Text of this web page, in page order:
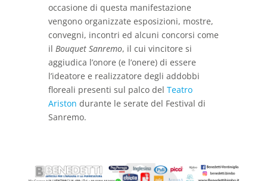
occasione di questa manifestazione
vengono organizzate esposizioni, mostre,
convegni, incontri ed alcuni concorsi come
il Bouquet Sanremo, il cui vincitore si
aggiudica l’onore (e l’onere) di essere
l’ideatore e realizzatore degli addobbi
floreali presenti sul palco del Teatro
Ariston durante le serate del Festival di
Sanremo.